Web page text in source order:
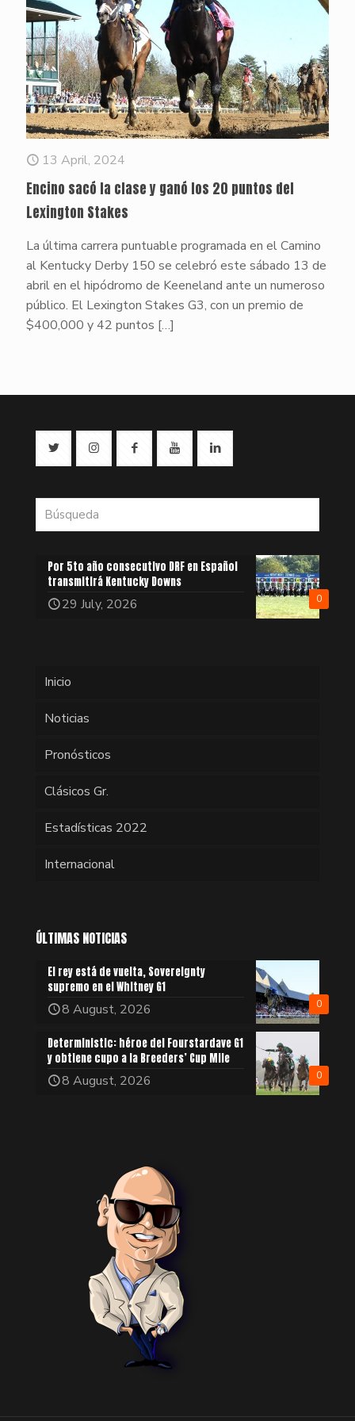
13 April, 2024
Encino sacó la clase y ganó los 20 puntos del
Lexington Stakes
La última carrera puntuable programada en el Camino
al Kentucky Derby 150 se celebró este sábado 13 de
abril en el hipódromo de Keeneland ante un numeroso
público. El Lexington Stakes G3, con un premio de
$400,000 y 42 puntos […]
0
Por 5to año consecutivo DRF en Español
transmitirá Kentucky Downs
29 July, 2026
Inicio
Noticias
Pronósticos
Clásicos Gr.
Estadísticas 2022
Internacional
ÚLTIMAS NOTICIAS
0
El rey está de vuelta, Sovereignty
supremo en el Whitney G1
8 August, 2026
0
Deterministic: héroe del Fourstardave G1
y obtiene cupo a la Breeders’ Cup Mile
8 August, 2026